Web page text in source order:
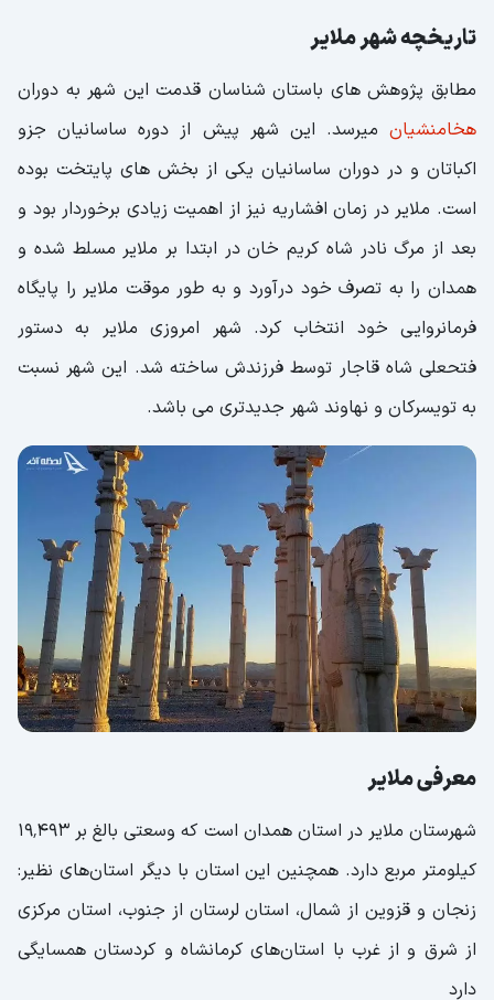
سوغات ملایر، شهرجهانی انگور
اقامت در ملایر
راهنمای سفر به ملایر که پیش از سفر باید بدانید!
مراکز درمان و سلامت
تاریخچه شهر ملایر
مطابق پژوهش های باستان شناسان قدمت این شهر به دوران
هخامنشیان میرسد. این شهر پیش از دوره ساسانیان جزو
اکباتان و در دوران ساسانیان یکی از بخش های پایتخت بوده
است. ملایر در زمان افشاریه نیز از اهمیت زیادی برخوردار بود و
بعد از مرگ نادر شاه کریم خان در ابتدا بر ملایر مسلط شده و
همدان را به تصرف خود درآورد و به طور موقت ملایر را پایگاه
فرمانروایی خود انتخاب کرد. شهر امروزی ملایر به دستور
فتحعلی شاه قاجار توسط فرزندش ساخته شد. این شهر نسبت
به تویسرکان و نهاوند شهر جدیدتری می باشد.
معرفی ملایر
شهرستان ملایر در استان همدان است که وسعتی بالغ بر ۱۹٬۴۹۳
کیلومتر مربع دارد. همچنین این استان با دیگر استان‌های نظیر:
زنجان و قزوین از شمال، استان لرستان از جنوب، استان مرکزی
از شرق و از غرب با استان‌های کرمانشاه و کردستان همسایگی
دارد